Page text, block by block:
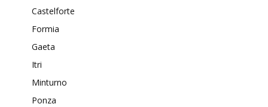
Castelforte
Formia
Gaeta
Itri
Minturno
Ponza